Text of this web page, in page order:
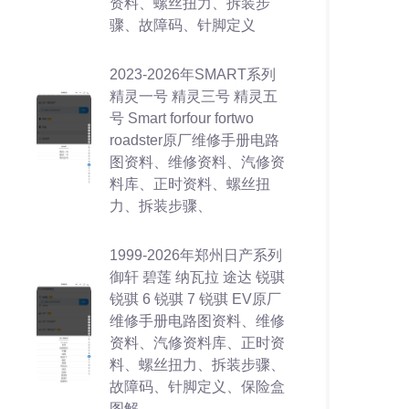
资料、螺丝扭力、拆装步
骤、故障码、针脚定义
2023-2026年SMART系列
精灵一号 精灵三号 精灵五
号 Smart forfour fortwo
roadster原厂维修手册电路
图资料、维修资料、汽修资
料库、正时资料、螺丝扭
力、拆装步骤、
1999-2026年郑州日产系列
御轩 碧莲 纳瓦拉 途达 锐骐
锐骐 6 锐骐 7 锐骐 EV原厂
维修手册电路图资料、维修
资料、汽修资料库、正时资
料、螺丝扭力、拆装步骤、
故障码、针脚定义、保险盒